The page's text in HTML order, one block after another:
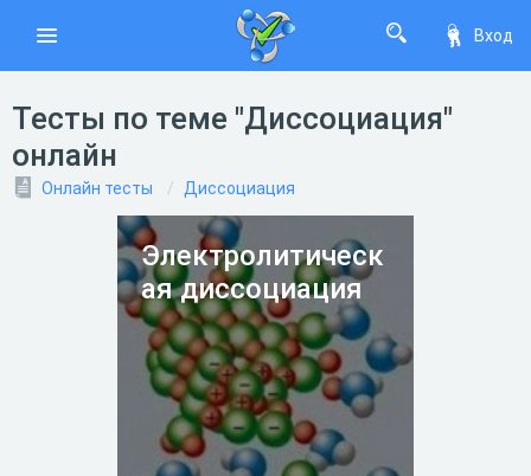
Вход
Тесты по теме "Диссоциация"
онлайн
Онлайн тесты Диссоциация
Электролитическ
ая диссоциация